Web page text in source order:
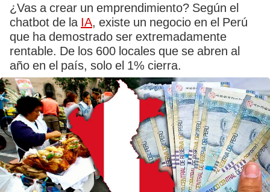
¿Vas a crear un emprendimiento? Según el
chatbot de la IA, existe un negocio en el Perú
que ha demostrado ser extremadamente
rentable. De los 600 locales que se abren al
año en el país, solo el 1% cierra.